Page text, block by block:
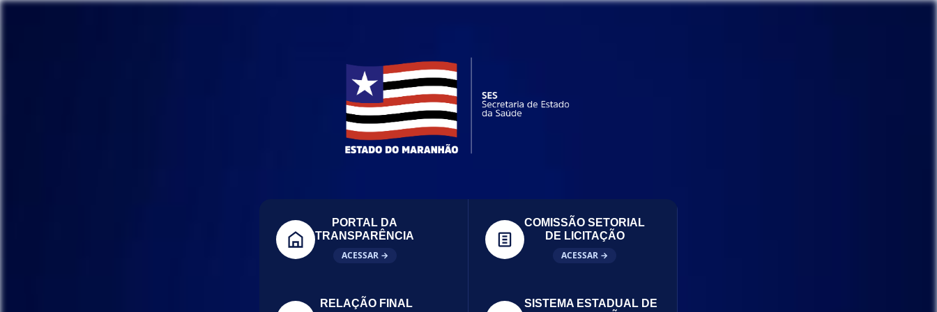
PORTAL DA
TRANSPARÊNCIA
ACESSAR →
COMISSÃO SETORIAL
DE LICITAÇÃO
ACESSAR →
RELAÇÃO FINAL
SISTEMA ESTADUAL DE